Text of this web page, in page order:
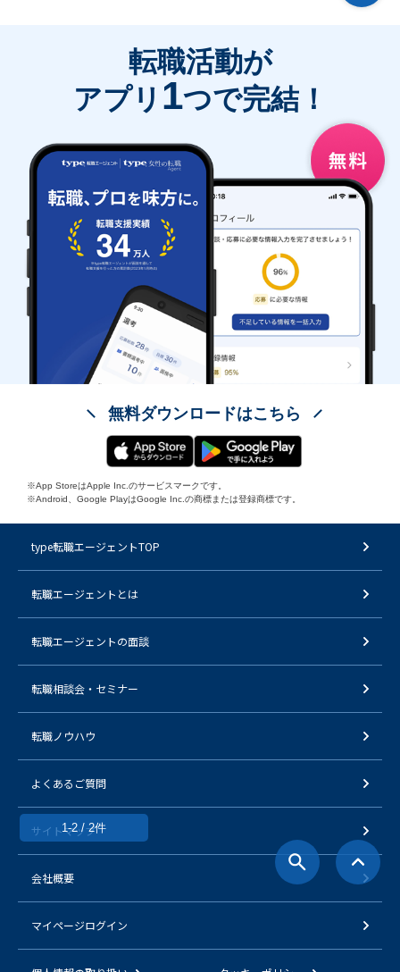
1-2 / 2件
転職活動が
アプリ 1つで完結！
無料ダウンロードはこちら
※App StoreはApple Inc.のサービスマークです。
※Android、Google PlayはGoogle Inc.の商標または登録商標です。
type転職エージェントTOP
転職エージェントとは
転職エージェントの面談
転職相談会・セミナー
転職ノウハウ
よくあるご質問
サイトマップ
会社概要
マイページログイン